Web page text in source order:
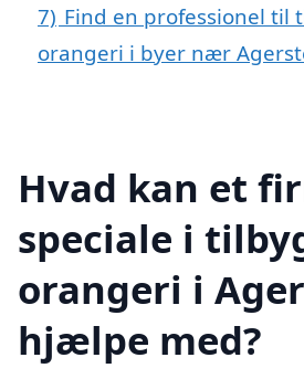
7) Find en professionel til
orangeri i byer nær
Hvad kan et
speciale i
orangeri i
hjælpe med?